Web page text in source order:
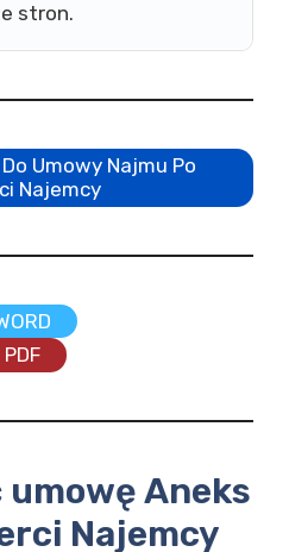
stron.
Umowy Najmu Po
Najemcy
PDF
Aneks
Najemcy